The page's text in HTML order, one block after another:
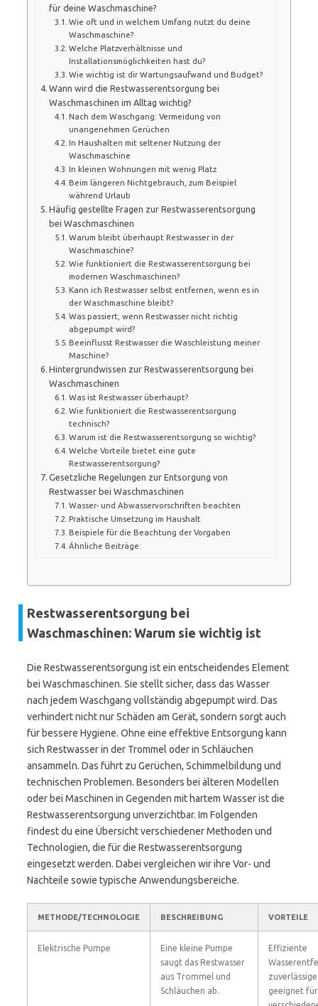
für deine Waschmaschine?
Wie oft und in welchem Umfang nutzt du deine
Waschmaschine?
Welche Platzverhältnisse und
Installationsmöglichkeiten hast du?
Wie wichtig ist dir Wartungsaufwand und Budget?
Wann wird die Restwasserentsorgung bei
Waschmaschinen im Alltag wichtig?
Nach dem Waschgang: Vermeidung von
unangenehmen Gerüchen
In Haushalten mit seltener Nutzung der
Waschmaschine
In kleinen Wohnungen mit wenig Platz
Beim längeren Nichtgebrauch, zum Beispiel
während Urlaub
Häufig gestellte Fragen zur Restwasserentsorgung
bei Waschmaschinen
Warum bleibt überhaupt Restwasser in der
Waschmaschine?
Wie funktioniert die Restwasserentsorgung bei
modernen Waschmaschinen?
Kann ich Restwasser selbst entfernen, wenn es in
der Waschmaschine bleibt?
Was passiert, wenn Restwasser nicht richtig
abgepumpt wird?
Beeinflusst Restwasser die Waschleistung meiner
Maschine?
Hintergrundwissen zur Restwasserentsorgung bei
Waschmaschinen
Was ist Restwasser überhaupt?
Wie funktioniert die Restwasserentsorgung
technisch?
Warum ist die Restwasserentsorgung so wichtig?
Welche Vorteile bietet eine gute
Restwasserentsorgung?
Gesetzliche Regelungen zur Entsorgung von
Restwasser bei Waschmaschinen
Wasser- und Abwasservorschriften beachten
Praktische Umsetzung im Haushalt
Beispiele für die Beachtung der Vorgaben
Ähnliche Beiträge:
Restwasserentsorgung bei
Waschmaschinen: Warum sie wichtig ist
Die Restwasserentsorgung ist ein entscheidendes Element
bei Waschmaschinen. Sie stellt sicher, dass das Wasser
nach jedem Waschgang vollständig abgepumpt wird. Das
verhindert nicht nur Schäden am Gerät, sondern sorgt auch
für bessere Hygiene. Ohne eine effektive Entsorgung kann
sich Restwasser in der Trommel oder in Schläuchen
ansammeln. Das führt zu Gerüchen, Schimmelbildung und
technischen Problemen. Besonders bei älteren Modellen
oder bei Maschinen in Gegenden mit hartem Wasser ist die
Restwasserentsorgung unverzichtbar. Im Folgenden
findest du eine Übersicht verschiedener Methoden und
Technologien, die für die Restwasserentsorgung
eingesetzt werden. Dabei vergleichen wir ihre Vor- und
Nachteile sowie typische Anwendungsbereiche.
METHODE/TECHNOLOGIE BESCHREIBUNG VORTEILE
Elektrische Pumpe
Eine kleine Pumpe
saugt das Restwasser
aus Trommel und
Schläuchen ab.
Effiziente
geeignet für